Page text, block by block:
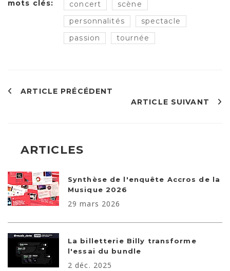
mots clés: concert
scène
personnalités
spectacle
passion
tournée
ARTICLE PRÉCÉDENT
ARTICLE SUIVANT
ARTICLES
Synthèse de l'enquête Accros de la
Musique 2026
29 mars 2026
La billetterie Billy transforme
l'essai du bundle
2 déc. 2025